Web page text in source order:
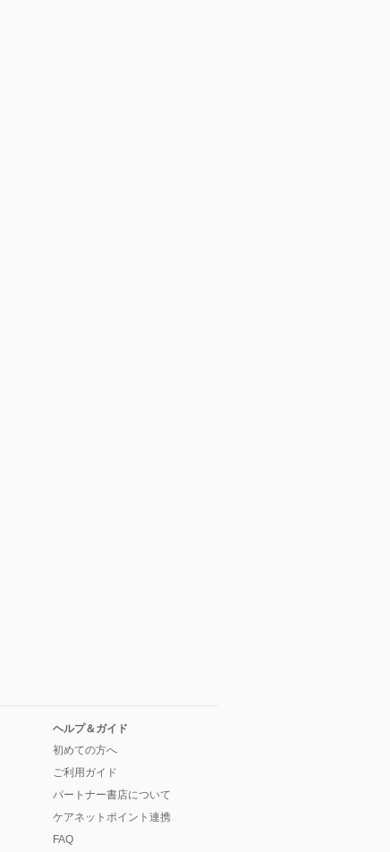
ヘルプ＆ガイド
初めての方へ
ご利用ガイド
パートナー書店について
ケアネットポイント連携
FAQ